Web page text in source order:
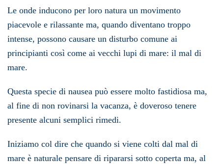
Le onde inducono per loro natura un movimento
piacevole e rilassante ma, quando diventano troppo
intense, possono causare un disturbo comune ai
principianti così come ai vecchi lupi di mare: il mal di
mare.
Questa specie di nausea può essere molto fastidiosa ma,
al fine di non rovinarsi la vacanza, è doveroso tenere
presente alcuni semplici rimedi.
Iniziamo col dire che quando si viene colti dal mal di
mare è naturale pensare di ripararsi sotto coperta ma, al